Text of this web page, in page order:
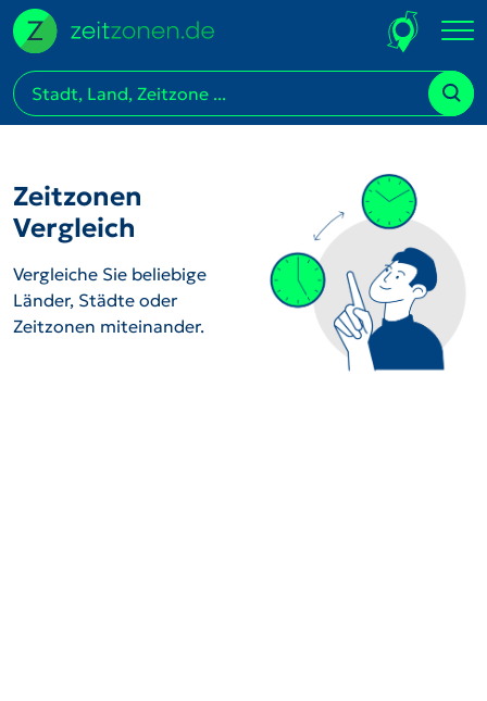
Zeitzonen
Vergleich
Vergleiche Sie beliebige
Länder, Städte oder
Zeitzonen miteinander.